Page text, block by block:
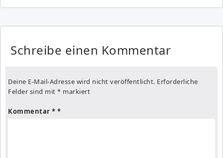
Schreibe einen Kommentar
Deine E-Mail-Adresse wird nicht veröffentlicht. Erforderliche
Felder sind mit * markiert
Kommentar *